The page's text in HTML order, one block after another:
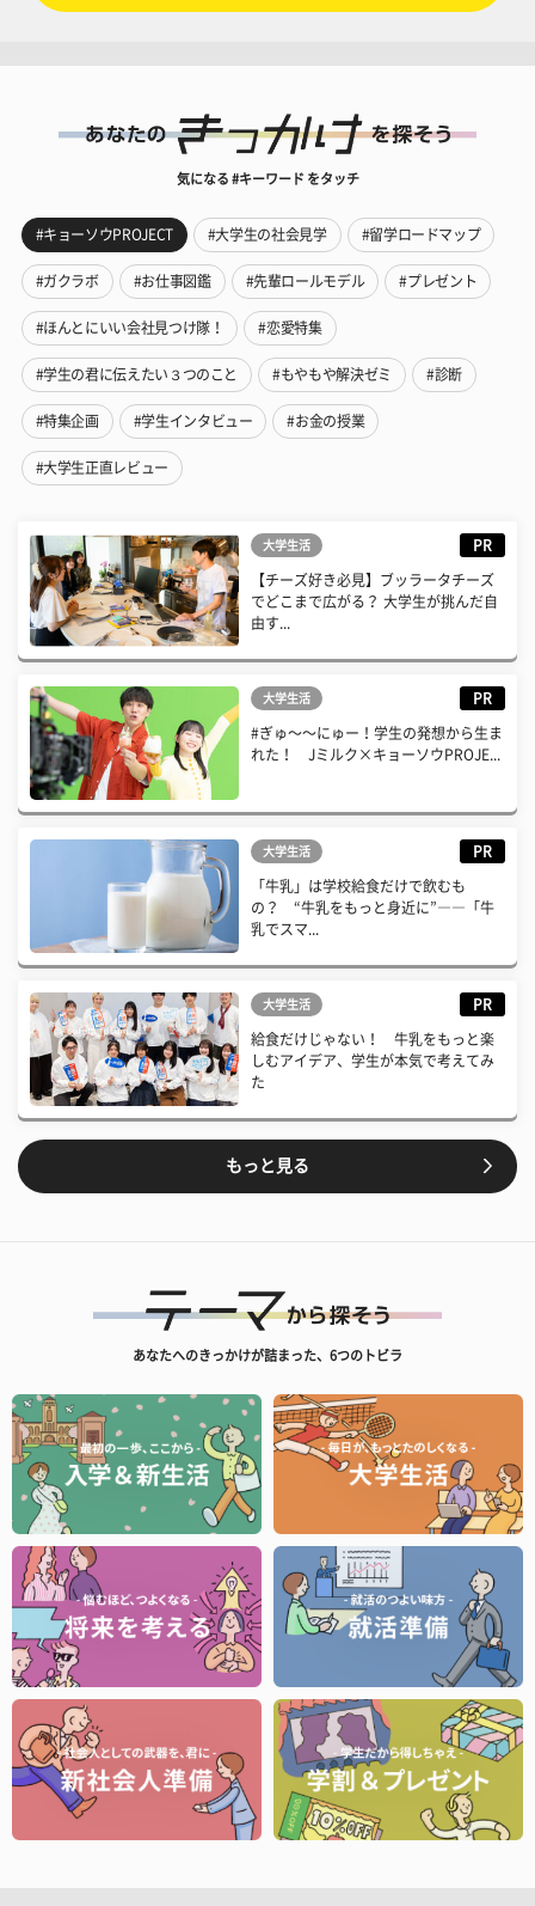
気になる #キーワード をタッチ
#キョーソウPROJECT #大学生の社会見学 #留学ロードマップ
#ガクラボ #お仕事図鑑 #先輩ロールモデル #プレゼント
#ほんとにいい会社見つけ隊！ #恋愛特集
#学生の君に伝えたい３つのこと #もやもや解決ゼミ #診断
#特集企画 #学生インタビュー #お金の授業
#大学生正直レビュー
大学生活 PR
【チーズ好き必見】ブッラータチーズ
でどこまで広がる？ 大学生が挑んだ自
由す...
大学生活 PR
#ぎゅ〜〜にゅー！学生の発想から生ま
れた！ Jミルク×キョーソウPROJE...
大学生活 PR
「牛乳」は学校給食だけで飲むも
の？ “牛乳をもっと身近に”――「牛
乳でスマ...
大学生活 PR
給食だけじゃない！ 牛乳をもっと楽
しむアイデア、学生が本気で考えてみ
た
もっと見る
あなたへのきっかけが詰まった、6つのトビラ